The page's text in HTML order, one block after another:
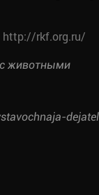
http://rkf.org.ru/
животными